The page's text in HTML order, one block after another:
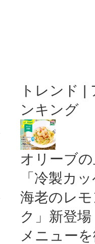
トレンド |
ンキング
オリーブ
「冷製カ
海老のレ
ク」新登
メニュー